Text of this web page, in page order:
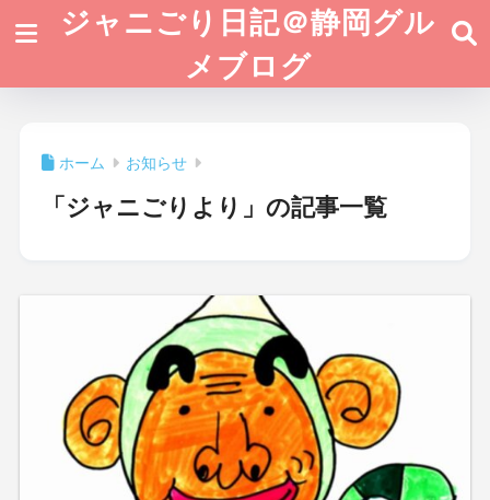
ジャニごり日記＠静岡グル
メブログ
ホーム お知らせ
「ジャニごりより」の記事一覧